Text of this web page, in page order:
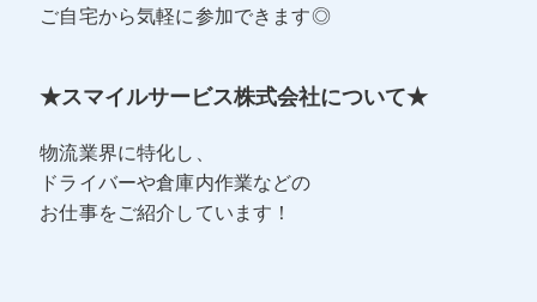
ご自宅から気軽に参加できます◎
★スマイルサービス株式会社について★
物流業界に特化し、
ドライバーや倉庫内作業などの
お仕事をご紹介しています！